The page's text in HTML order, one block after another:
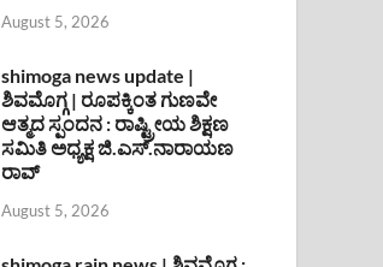
August 5, 2026
shimoga news update |
ಶಿವಮೊಗ್ಗ | ರೂಪಕ್ಕಿಂತ ಗುಣವೇ
ಆತ್ಮದ ಸ್ಪಂದನ : ರಾಷ್ಟ್ರೀಯ ಶಿಕ್ಷಣ
ಸಮಿತಿ ಅಧ್ಯಕ್ಷ ಜಿ.ಎಸ್.ನಾರಾಯಣ
ರಾವ್
August 5, 2026